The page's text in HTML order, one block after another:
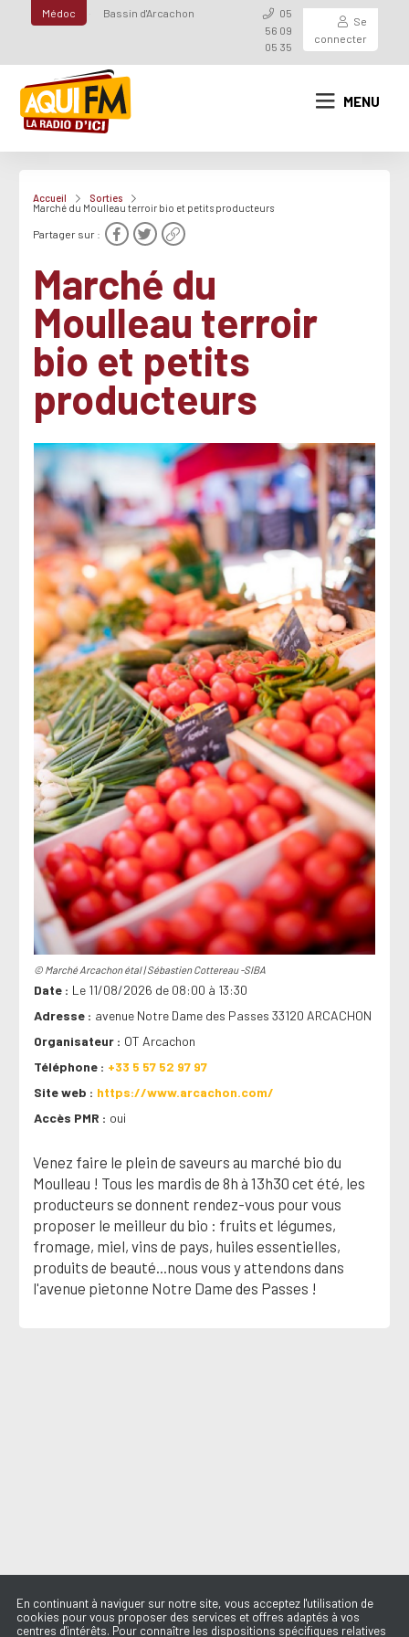
Médoc Bassin d'Arcachon
05
56 09
05 35
Se
connecter
MENU
Accueil
Sorties
Marché du Moulleau terroir bio et petits producteurs
Partager sur :
Marché du
Moulleau terroir
bio et petits
producteurs
© Marché Arcachon étal | Sébastien Cottereau -SIBA
Date
Le 11/08/2026 de 08:00 à 13:30
Adresse
avenue Notre Dame des Passes 33120 ARCACHON
Organisateur
OT Arcachon
Téléphone
+33 5 57 52 97 97
Site web
https://www.arcachon.com/
Accès PMR
oui
Venez faire le plein de saveurs au marché bio du
Moulleau ! Tous les mardis de 8h à 13h30 cet été, les
producteurs se donnent rendez-vous pour vous
proposer le meilleur du bio : fruits et légumes,
fromage, miel, vins de pays, huiles essentielles,
produits de beauté...nous vous y attendons dans
l'avenue pietonne Notre Dame des Passes !
En continuant à naviguer sur notre site, vous acceptez l'utilisation de
cookies pour vous proposer des services et offres adaptés à vos
centres d'intérêts. Pour connaître les dispositions spécifiques relatives